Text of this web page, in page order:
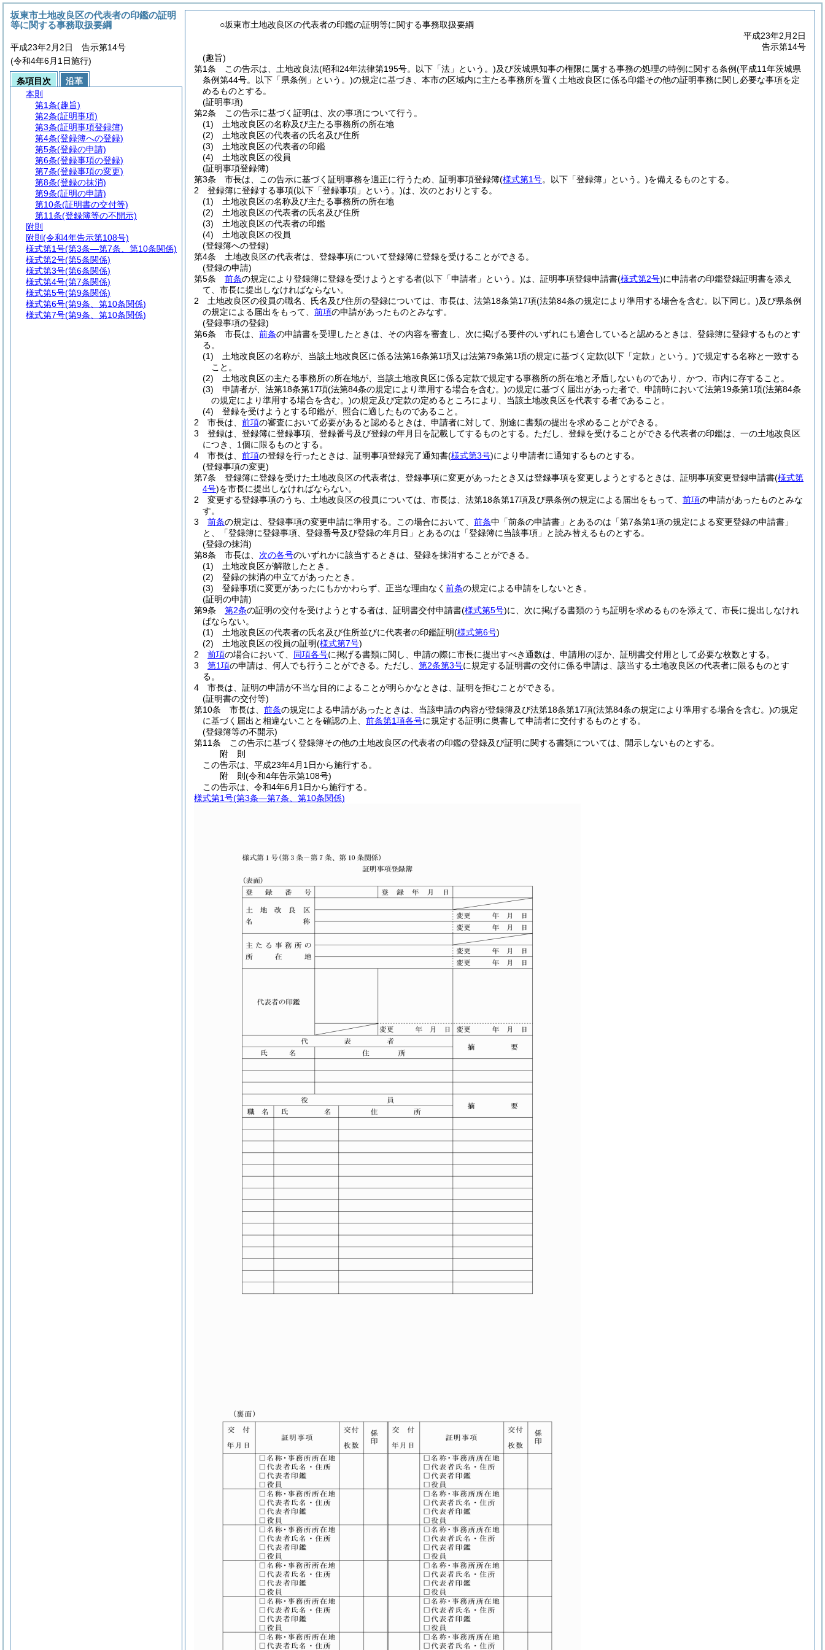
○坂東市土地改良区の代表者の印鑑の証明等に関する事務取扱要綱
平成23年2月2日
告示第14号
(趣旨)
第1条
この告示は、土地改良法(昭和24年法律第195号。以下「法」という。)及び茨城県知事の権限に属する事務の処理の特例に関する条例(平成11年茨城県
条例第44号。以下「県条例」という。)の規定に基づき、本市の区域内に主たる事務所を置く土地改良区に係る印鑑その他の証明事務に関し必要な事項を定
めるものとする。
(証明事項)
第2条
この告示に基づく証明は、次の事項について行う。
(1)
土地改良区の名称及び主たる事務所の所在地
(2)
土地改良区の代表者の氏名及び住所
(3)
土地改良区の代表者の印鑑
(4)
土地改良区の役員
(証明事項登録簿)
第3条
市長は、この告示に基づく証明事務を適正に行うため、証明事項登録簿(様式第1号。以下「登録簿」という。)を備えるものとする。
2
登録簿に登録する事項(以下「登録事項」という。)は、次のとおりとする。
(1)
土地改良区の名称及び主たる事務所の所在地
(2)
土地改良区の代表者の氏名及び住所
(3)
土地改良区の代表者の印鑑
(4)
土地改良区の役員
(登録簿への登録)
第4条
土地改良区の代表者は、登録事項について登録簿に登録を受けることができる。
(登録の申請)
第5条
前条の規定により登録簿に登録を受けようとする者(以下「申請者」という。)は、証明事項登録申請書(様式第2号)に申請者の印鑑登録証明書を添え
て、市長に提出しなければならない。
2
土地改良区の役員の職名、氏名及び住所の登録については、市長は、法第18条第17項(法第84条の規定により準用する場合を含む。以下同じ。)及び県条例
の規定による届出をもって、 前項の申請があったものとみなす。
(登録事項の登録)
第6条
市長は、 前条の申請書を受理したときは、その内容を審査し、次に掲げる要件のいずれにも適合していると認めるときは、登録簿に登録するものとす
る。
(1)
土地改良区の名称が、当該土地改良区に係る法第16条第1項又は法第79条第1項の規定に基づく定款(以下「定款」という。)で規定する名称と一致する
こと。
(2)
土地改良区の主たる事務所の所在地が、当該土地改良区に係る定款で規定する事務所の所在地と矛盾しないものであり、かつ、市内に存すること。
(3)
申請者が、法第18条第17項(法第84条の規定により準用する場合を含む。)の規定に基づく届出があった者で、申請時において法第19条第1項(法第84条
の規定により準用する場合を含む。)の規定及び定款の定めるところにより、当該土地改良区を代表する者であること。
(4)
登録を受けようとする印鑑が、照合に適したものであること。
2
市長は、 前項の審査において必要があると認めるときは、申請者に対して、別途に書類の提出を求めることができる。
3
登録は、登録簿に登録事項、登録番号及び登録の年月日を記載してするものとする。 ただし、登録を受けることができる代表者の印鑑は、一の土地改良区
につき、1個に限るものとする。
4
市長は、 前項の登録を行ったときは、証明事項登録完了通知書(様式第3号)により申請者に通知するものとする。
(登録事項の変更)
第7条
登録簿に登録を受けた土地改良区の代表者は、登録事項に変更があったとき又は登録事項を変更しようとするときは、証明事項変更登録申請書(様式第
4号)を市長に提出しなければならない。
2
変更する登録事項のうち、土地改良区の役員については、市長は、法第18条第17項及び県条例の規定による届出をもって、 前項の申請があったものとみな
す。
3
前条の規定は、登録事項の変更申請に準用する。 この場合において、 前条中「前条の申請書」とあるのは「第7条第1項の規定による変更登録の申請書」
と、「登録簿に登録事項、登録番号及び登録の年月日」とあるのは「登録簿に当該事項」と読み替えるものとする。
(登録の抹消)
第8条
市長は、 次の各号のいずれかに該当するときは、登録を抹消することができる。
(1)
土地改良区が解散したとき。
(2)
登録の抹消の申立てがあったとき。
(3)
登録事項に変更があったにもかかわらず、正当な理由なく 前条の規定による申請をしないとき。
(証明の申請)
第9条
第2条の証明の交付を受けようとする者は、証明書交付申請書(様式第5号)に、次に掲げる書類のうち証明を求めるものを添えて、市長に提出しなけれ
ばならない。
(1)
土地改良区の代表者の氏名及び住所並びに代表者の印鑑証明(様式第6号)
(2)
土地改良区の役員の証明(様式第7号)
2
前項の場合において、 同項各号に掲げる書類に関し、申請の際に市長に提出すべき通数は、申請用のほか、証明書交付用として必要な枚数とする。
3
第1項の申請は、何人でも行うことができる。 ただし、 第2条第3号に規定する証明書の交付に係る申請は、該当する土地改良区の代表者に限るものとす
る。
4
市長は、証明の申請が不当な目的によることが明らかなときは、証明を拒むことができる。
(証明書の交付等)
第10条
市長は、 前条の規定による申請があったときは、当該申請の内容が登録簿及び法第18条第17項(法第84条の規定により準用する場合を含む。)の規定
に基づく届出と相違ないことを確認の上、 前条第1項各号に規定する証明に奥書して申請者に交付するものとする。
(登録簿等の不開示)
第11条
この告示に基づく登録簿その他の土地改良区の代表者の印鑑の登録及び証明に関する書類については、開示しないものとする。
附 則
この告示は、平成23年4月1日から施行する。
附 則(令和4年告示第108号)
この告示は、令和4年6月1日から施行する。
様式第1号(第3条―第7条、第10条関係)
坂東市土地改良区の代表者の印鑑の証明
等に関する事務取扱要綱
平成23年2月2日 告示第14号
(令和4年6月1日施行)
条項目次
沿革
本則
第1条(趣旨)
第2条(証明事項)
第3条(証明事項登録簿)
第4条(登録簿への登録)
第5条(登録の申請)
第6条(登録事項の登録)
第7条(登録事項の変更)
第8条(登録の抹消)
第9条(証明の申請)
第10条(証明書の交付等)
第11条(登録簿等の不開示)
附則
附則 (令和4年告示第108号)
様式第1号(第3条―第7条、第10条関係)
様式第2号(第5条関係)
様式第3号(第6条関係)
様式第4号(第7条関係)
様式第5号(第9条関係)
様式第6号(第9条、第10条関係)
様式第7号(第9条、第10条関係)